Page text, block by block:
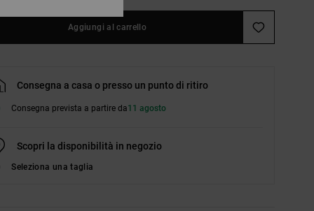
Aggiungi al carrello
Consegna a casa o presso un punto di ritiro
Consegna prevista a partire da11 agosto
Scopri la disponibilità in negozio
Seleziona una taglia